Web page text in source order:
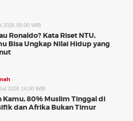
2026 09:00 WIB
Ronaldo? Kata Riset NTU,
Bisa Ungkap Nilai Hidup yang
2026 14:00 WIB
Kamu, 80% Muslim Tinggal di
dan Afrika Bukan Timur